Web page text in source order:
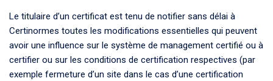
Le titulaire d’un certificat est tenu de notifier sans délai à
Certinormes toutes les modifications essentielles qui peuvent
avoir une influence sur le système de management certifié ou à
certifier ou sur les conditions de certification respectives (par
exemple fermeture d’un site dans le cas d’une certification